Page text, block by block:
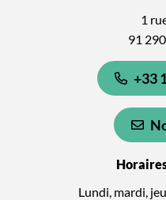
1
91
+33
Lundi, mardi,